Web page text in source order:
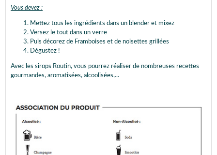
Vous devez :
Mettez tous les ingrédients dans un blender et mixez
Versez le tout dans un verre
Puis décorez de Framboises et de noisettes grillées
Dégustez !
Avec les sirops Routin, vous pourrez réaliser de nombreuses recettes
gourmandes, aromatisées, alcoolisées,...